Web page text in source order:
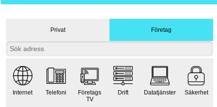
Privat Företag
Internet Telefoni
Företags
TV
Drift Datatjänster Säkerhet